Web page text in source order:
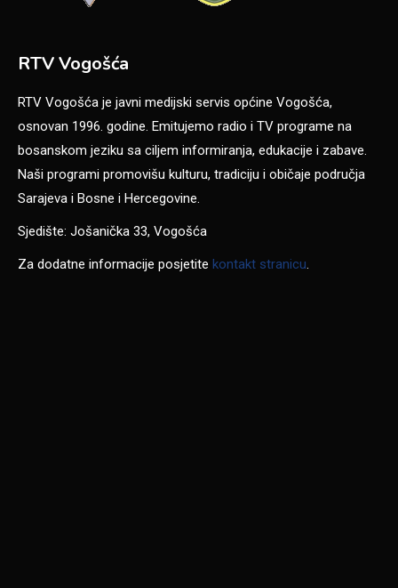
RTV Vogošća
RTV Vogošća je javni medijski servis općine Vogošća,
osnovan 1996. godine. Emitujemo radio i TV programe na
bosanskom jeziku sa ciljem informiranja, edukacije i zabave.
Naši programi promovišu kulturu, tradiciju i običaje područja
Sarajeva i Bosne i Hercegovine.
Sjedište: Jošanička 33, Vogošća
Za dodatne informacije posjetite kontakt stranicu.